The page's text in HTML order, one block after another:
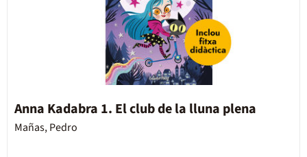
Anna Kadabra 1. El club de la lluna plena
Mañas, Pedro